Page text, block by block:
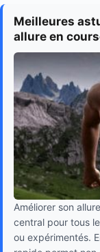
Meilleures
allure en
Améliorer son
central pour tous
ou expérimentés.